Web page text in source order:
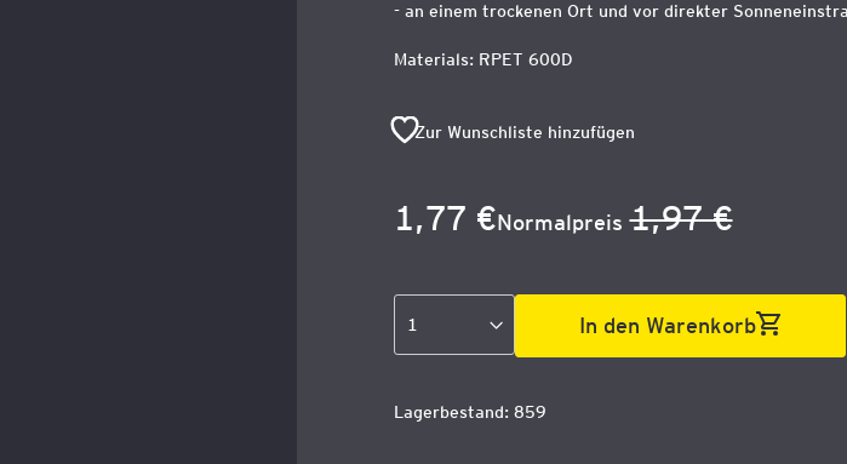
- an einem trockenen Ort und vor direkter
Materials: RPET 600D
Zur Wunschliste hinzufügen
Sonderangebot
1,77 €Normalpreis 1,97 €
In den Warenkorb
Lagerbestand: 859